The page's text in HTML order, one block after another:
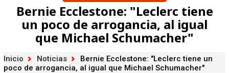
Bernie Ecclestone: "Leclerc tiene
un poco de arrogancia, al igual
que Michael Schumacher"
Inicio Noticias
Bernie Ecclestone: "Leclerc tiene un
poco de arrogancia, al igual que Michael Schumacher"